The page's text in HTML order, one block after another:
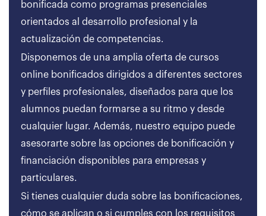
bonificada como programas presenciales
orientados al desarrollo profesional y la
actualización de competencias.
Disponemos de una amplia oferta de cursos
online bonificados dirigidos a diferentes sectores
y perfiles profesionales, diseñados para que los
alumnos puedan formarse a su ritmo y desde
cualquier lugar. Además, nuestro equipo puede
asesorarte sobre las opciones de bonificación y
financiación disponibles para empresas y
particulares.
Si tienes cualquier duda sobre las bonificaciones,
cómo se aplican o si cumples con los requisitos